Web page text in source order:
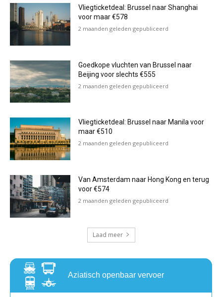
Vliegticketdeal: Brussel naar Shanghai
voor maar €578
2 maanden geleden gepubliceerd
Goedkope vluchten van Brussel naar
Beijing voor slechts €555
2 maanden geleden gepubliceerd
Vliegticketdeal: Brussel naar Manila voor
maar €510
2 maanden geleden gepubliceerd
Van Amsterdam naar Hong Kong en terug
voor €574
2 maanden geleden gepubliceerd
Laad meer
Aziatisch openbaar vervoer